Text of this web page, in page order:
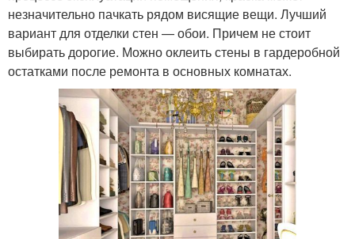
незначительно пачкать рядом висящие вещи. Лучший
вариант для отделки стен — обои. Причем не стоит
выбирать дорогие. Можно оклеить стены в гардеробной
остатками после ремонта в основных комнатах.